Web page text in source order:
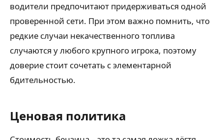
водители предпочитают придерживаться одной
проверенной сети. При этом важно помнить, что
редкие случаи некачественного топлива
случаются у любого крупного игрока, поэтому
доверие стоит сочетать с элементарной
бдительностью.
Ценовая политика